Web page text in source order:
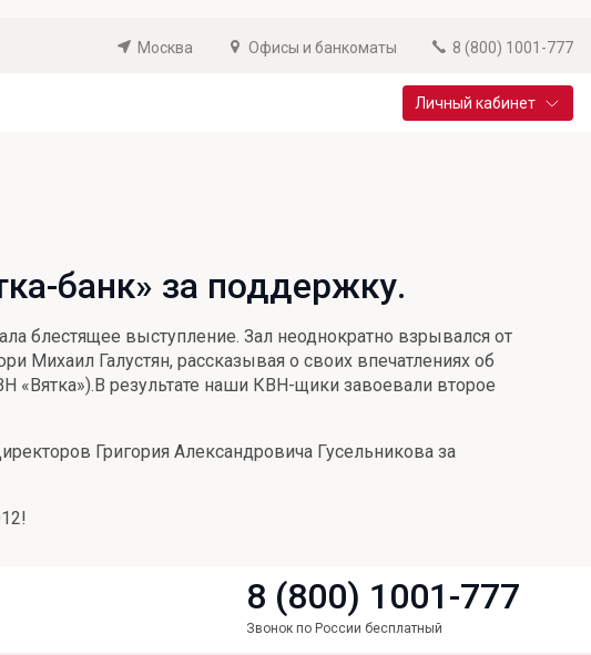
Москва Офисы и банкоматы 8 (800) 1001-777
Подробнее
Личный кабинет
банк» за поддержку.
блестящее выступление. Зал неоднократно взрывался от
Михаил Галустян, рассказывая о своих впечатлениях об
«Вятка»).В результате наши КВН-щики завоевали второе
Григория Александровича Гусельникова за
8 (800) 1001-777
Звонок по России бесплатный